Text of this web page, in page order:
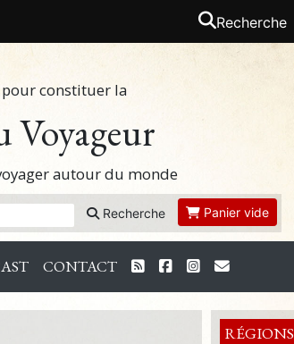
Recherche
constituer la
Voyageur
autour du monde
Recherche Panier vide
CONTACT
RÉGIONS